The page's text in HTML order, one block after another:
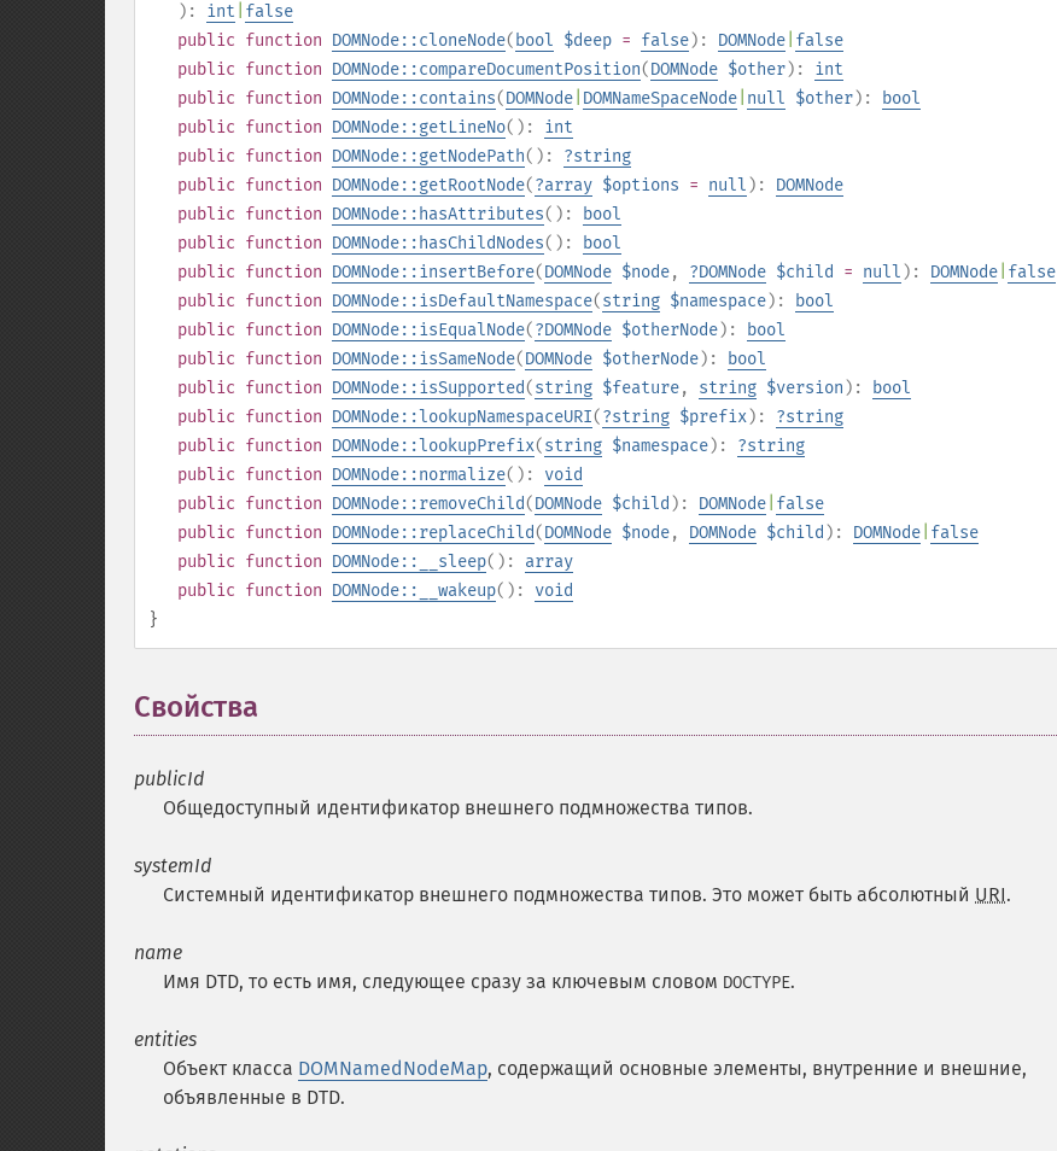
): int false
public function DOMNode::cloneNode( bool $deep = false): DOMNode false
public function DOMNode::compareDocumentPosition(DOMNode $other): int
public function DOMNode::contains(DOMNode DOMNameSpaceNode null $other):
bool
public function DOMNode::getLineNo(): int
public function DOMNode::getNodePath(): ?string
public function DOMNode::getRootNode(?array $options = null ): DOMNode
public function DOMNode::hasAttributes():
bool
public function DOMNode::hasChildNodes():
bool
public function DOMNode::insertBefore(DOMNode $node, ?DOMNode $child = null ): DOMNode false
public function DOMNode::isDefaultNamespace(string $namespace):
bool
public function DOMNode::isEqualNode(?DOMNode $otherNode):
bool
public function DOMNode::isSameNode(DOMNode $otherNode):
bool
public function DOMNode::isSupported(string $feature, string $version ):
bool
public function DOMNode::lookupNamespaceURI(?string $prefix): ?string
public function DOMNode::lookupPrefix(string $namespace): ?string
public function DOMNode::normalize(): void
public function DOMNode::removeChild(DOMNode $child ): DOMNode false
public function DOMNode::replaceChild(DOMNode $node, DOMNode $child ): DOMNode false
public function DOMNode::__sleep(): array
public function DOMNode::__wakeup(): void
}
Свойства
publicId
Общедоступный идентификатор внешнего подмножества типов.
systemId
Системный идентификатор внешнего подмножества типов. Это может быть абсолютный URI.
name
Имя DTD, то есть имя, следующее сразу за ключевым словом DOCTYPE.
entities
Объект класса DOMNamedNodeMap, содержащий основные элементы, внутренние и внешние,
объявленные в DTD.